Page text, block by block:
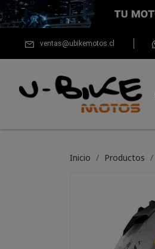
ventas@ubikemotos.cl
Inicio Productos